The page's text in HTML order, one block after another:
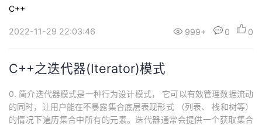
之间建立单向连接，使请求者可以调用发送者的不同方法。中介者
清除了发送者和请求者之间的直接连接， 强制它们通过一个中介对
C++
2022-11-29 22:03:46 999+ 0 0
C++之迭代器(Iterator)模式
0. 简介迭代器模式是一种行为设计模式， 它可以有效管理数据流动
的同时，让用户能在不暴露集合底层表现形式 （列表、 栈和树等）
的情况下遍历集合中所有的元素。迭代器通常会提供一个获取集合